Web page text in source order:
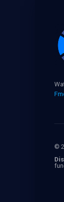
©